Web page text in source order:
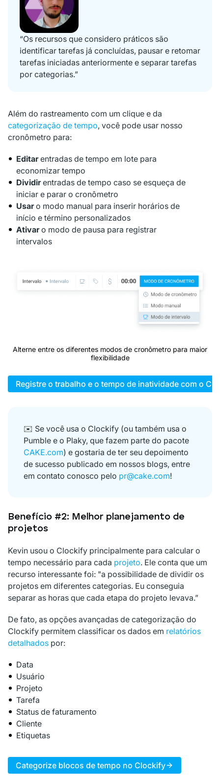
“Os recursos que considero práticos são
identificar tarefas já concluídas, pausar e retomar
tarefas iniciadas anteriormente e separar tarefas
por categorias.”
Além do rastreamento com um clique e da
categorização de tempo, você pode usar nosso
cronômetro para:
Editarentradas de tempo em lote para
economizar tempo
Dividirentradas de tempo caso se esqueça de
iniciar e parar o cronômetro
Usaro modo manual para inserir horários de
início e término personalizados
Ativaro modo de pausa para registrar
intervalos
Alterne entre os diferentes modos de cronômetro para maior
flexibilidade
Registre o trabalho e o tempo de inatividade com o
✉️ Se você usa o Clockify (ou também usa o
Pumble e o Plaky, que fazem parte do pacote
CAKE.com) e gostaria de ter seu depoimento
de sucesso publicado em nossos blogs, entre
em contato conosco pelo pr@cake.com!
Benefício #2: Melhor planejamento de
projetos
Kevin usou o Clockify principalmente para calcular o
tempo necessário para cada projeto. Ele conta que um
recurso interessante foi: "a possibilidade de dividir os
projetos em diferentes categorias. Eu conseguia
separar as horas que cada etapa do projeto levava.”
De fato, as opções avançadas de categorização do
Clockify permitem classificar os dados em relatórios
detalhados por:
Data
Usuário
Projeto
Tarefa
Status de faturamento
Cliente
Etiquetas
Categorize blocos de tempo no Clockify